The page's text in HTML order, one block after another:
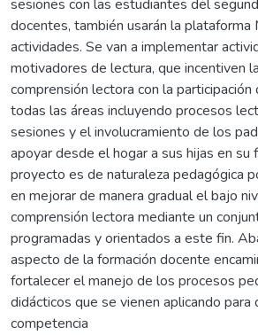
sesiones con las estudiantes del
docentes, también usarán la plataforma
actividades. Se van a implementar
motivadores de lectura, que incentiven
comprensión lectora con la
todas las áreas incluyendo procesos
sesiones y el involucramiento de los
apoyar desde el hogar a sus hijas en su
proyecto es de naturaleza pedagógica
en mejorar de manera gradual el bajo
comprensión lectora mediante un
programadas y orientados a este fin.
aspecto de la formación docente
fortalecer el manejo de los procesos
didácticos que se vienen aplicando para
competencia